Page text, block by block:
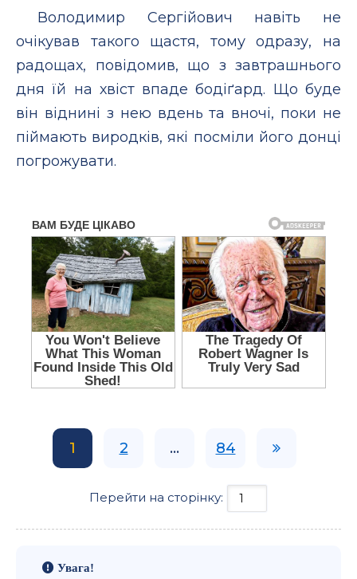
Володимир Сергійович навіть не
очікував такого щастя, тому одразу, на
радощах, повідомив, що з завтрашнього
дня їй на хвіст впаде бодіґард. Що буде
він віднині з нею вдень та вночі, поки не
піймають виродків, які посміли його донці
погрожувати.
1 2 ... 84
Перейти на сторінку:
Увага!